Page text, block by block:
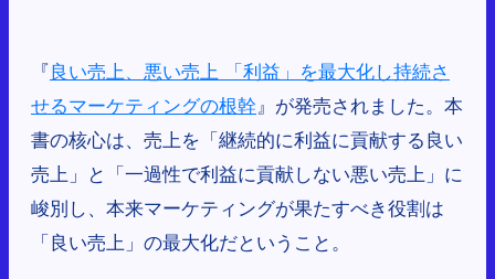
『良い売上、悪い売上 「利益」を最大化し持続さ
せるマーケティングの根幹』が発売されました。本
書の核心は、売上を「継続的に利益に貢献する良い
売上」と「一過性で利益に貢献しない悪い売上」に
峻別し、本来マーケティングが果たすべき役割は
「良い売上」の最大化だということ。